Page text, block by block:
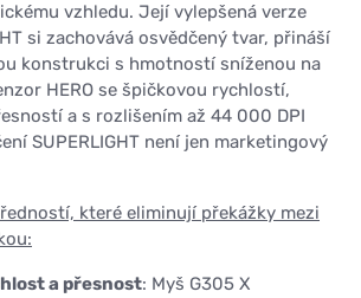
vzhledu. Její vylepšená verze
si zachovává osvědčený tvar, přináší
konstrukci s hmotností sníženou na
HERO se špičkovou rychlostí,
a s rozlišením až 44 000 DPI
SUPERLIGHT není jen marketingový
které eliminují překážky mezi
a přesnost: Myš G305 X